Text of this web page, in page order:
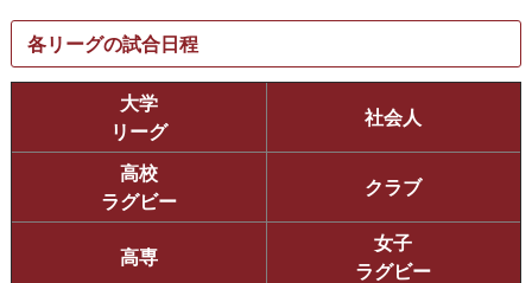
各リーグの試合日程
大学
リーグ
社会人
高校
ラグビー
クラブ
高専
女子
ラグビー